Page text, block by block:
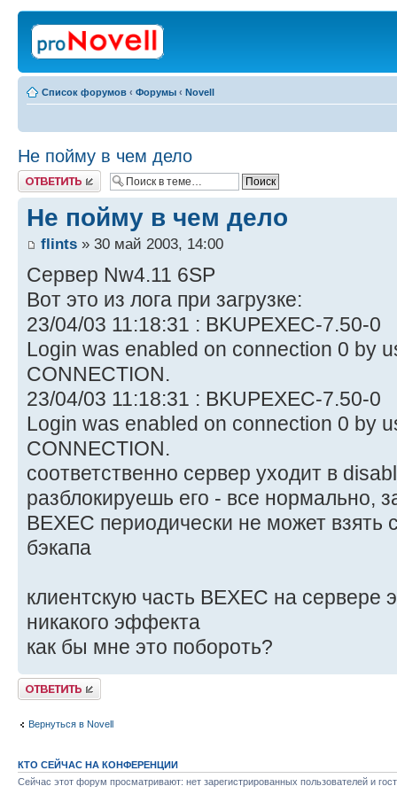
Список форумов ‹ Форумы ‹ Novell
Не пойму в чем дело
Ответить
Не пойму в чем дело
flints » 30 май 2003, 14:00
Сервер Nw4.11 6SP
Вот это из лога при загрузке:
23/04/03 11:18:31 : BKUPEXEC-7.50-0
Login was enabled on connection 0 by
CONNECTION.
23/04/03 11:18:31 : BKUPEXEC-7.50-0
Login was enabled on connection 0 by
CONNECTION.
соответственно сервер уходит в
разблокируешь его - все нормально,
BEXEC периодически не может
бэкапа
клиентскую часть BEXEC на сервере
никакого эффекта
как бы мне это побороть?
Ответить
Вернуться в Novell
КТО СЕЙЧАС НА КОНФЕРЕНЦИИ
Сейчас этот форум просматривают: нет зарегистрированных пользователей и